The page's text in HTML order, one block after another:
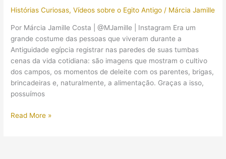
encontrada
no
Egito
Histórias Curiosas,Vídeos sobre o Egito Antigo / Márcia Jamille
Por Márcia Jamille Costa | @MJamille | Instagram Era um
grande costume das pessoas que viveram durante a
Antiguidade egípcia registrar nas paredes de suas tumbas
cenas da vida cotidiana: são imagens que mostram o cultivo
dos campos, os momentos de deleite com os parentes, brigas,
brincadeiras e, naturalmente, a alimentação. Graças a isso,
possuímos
A
Read More »